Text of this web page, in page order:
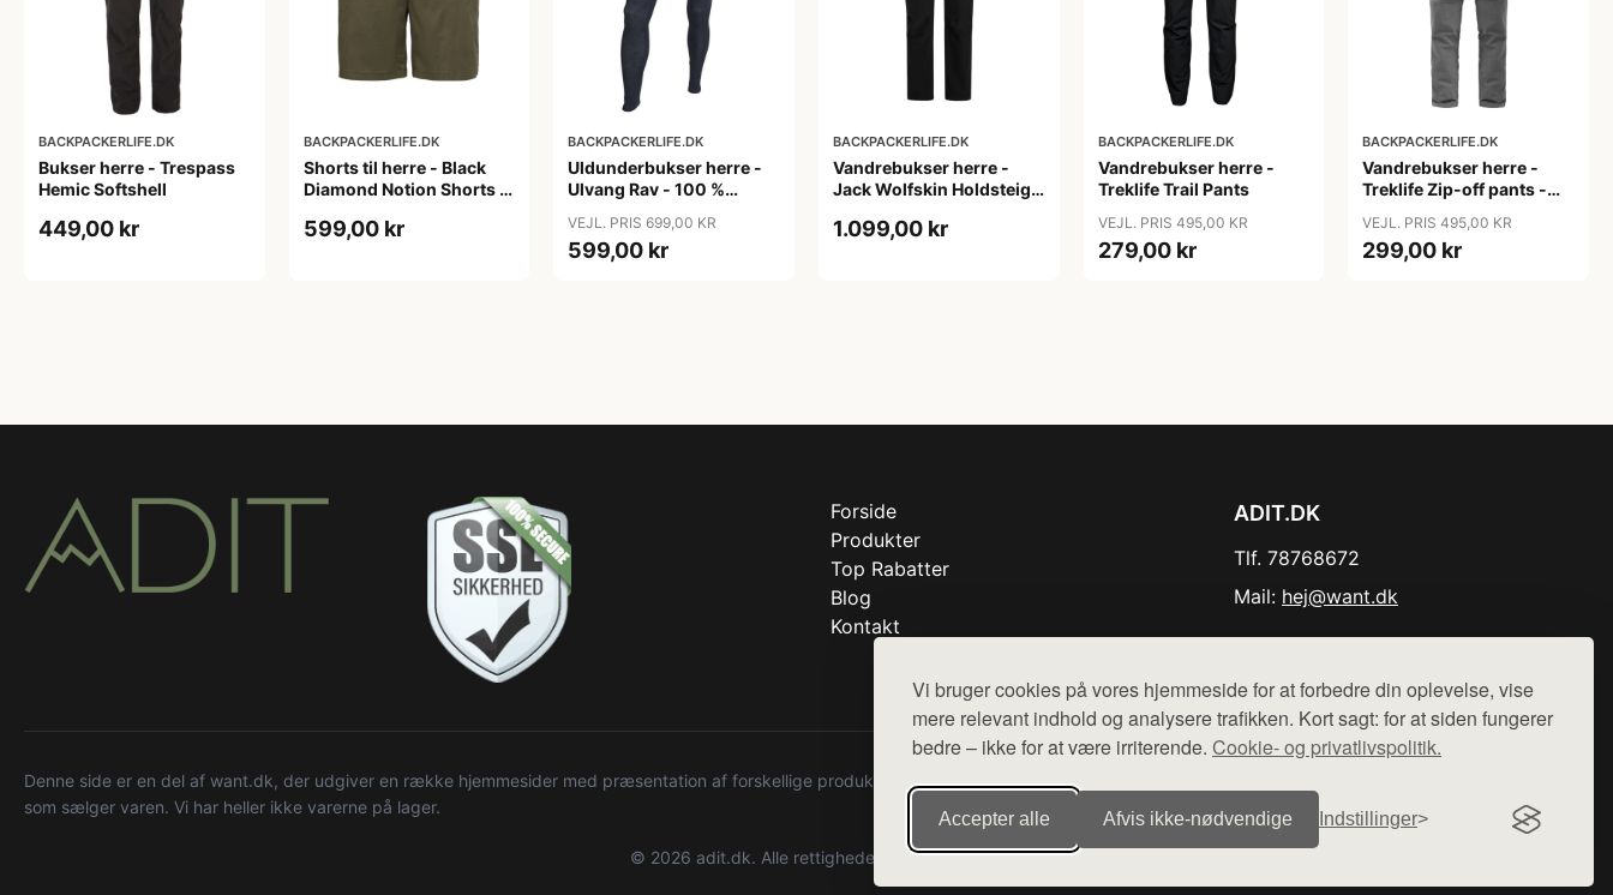
Vi bruger cookies på vores hjemmeside for at forbedre din oplevelse, vise
mere relevant indhold og analysere trafikken. Kort sagt: for at siden fungerer
bedre – ikke for at være irriterende. Cookie- og privatlivspolitik.
Accepter alle Afvis ikke‑nødvendige Indstillinger
BACKPACKERLIFE.DK
Bukser herre - Trespass
Hemic Softshell
449,00 kr
BACKPACKERLIFE.DK
Shorts til herre - Black
Diamond Notion Shorts -
599,00 kr
BACKPACKERLIFE.DK
Uldunderbukser herre -
Ulvang Rav - 100 %
VEJL. PRIS 699,00 KR
599,00 kr
BACKPACKERLIFE.DK
Vandrebukser herre -
Jack Wolfskin Holdsteig
1.099,00 kr
BACKPACKERLIFE.DK
Vandrebukser herre -
Treklife Trail Pants
VEJL. PRIS 495,00 KR
279,00 kr
BACKPACKERLIFE.DK
Vandrebukser herre -
Treklife Zip-off pants -
VEJL. PRIS 495,00 KR
299,00 kr
Forside
Produkter
Top Rabatter
Blog
Kontakt
ADIT.DK
Tlf. 78768672
Mail: hej@want.dk
Denne side er en del af want.dk, der udgiver en række hjemmesider med præsentation af forskellige produkter fra diverse webshops. Der sælges ikke varer fra denne side - vi henviser til de shops,
som sælger varen. Vi har heller ikke varerne på lager.
© 2026 adit.dk. Alle rettigheder forbeholdes.